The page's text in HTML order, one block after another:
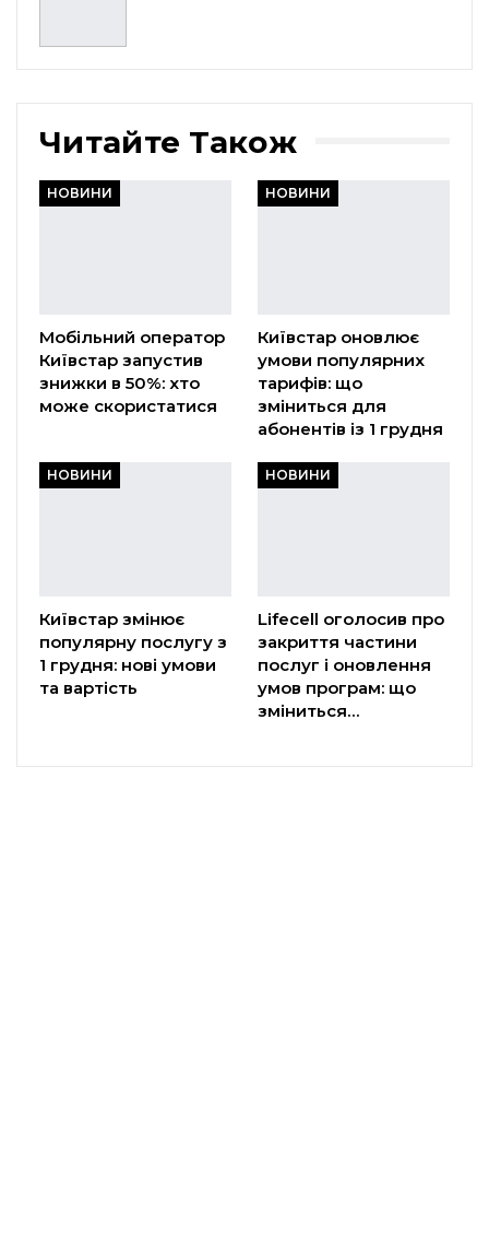
Читайте Також
НОВИНИ
Мобільний оператор
Київстар запустив
знижки в 50%: хто
може скористатися
НОВИНИ
Київстар оновлює
умови популярних
тарифів: що
зміниться для
абонентів із 1 грудня
НОВИНИ
Київстар змінює
популярну послугу з
1 грудня: нові умови
та вартість
НОВИНИ
Lifecell оголосив про
закриття частини
послуг і оновлення
умов програм: що
зміниться…